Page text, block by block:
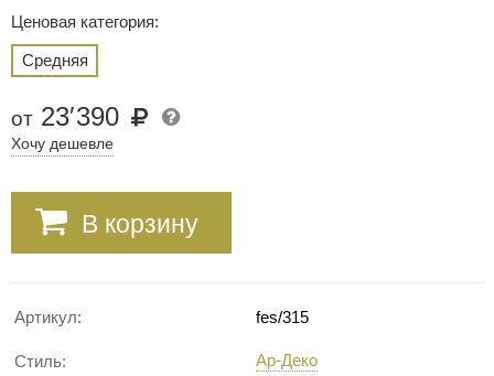
Ценовая категория:
Средняя
от 23′390
Хочу дешевле
В корзину
Артикул: fes/315
Стиль: Ар-Деко